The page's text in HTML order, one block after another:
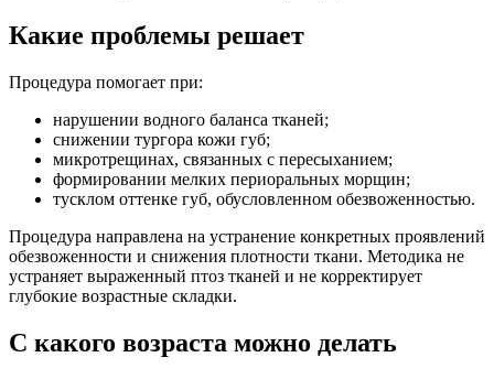
Какие проблемы решает
Процедура помогает при:
нарушении водного баланса тканей;
снижении тургора кожи губ;
микротрещинах, связанных с пересыханием;
формировании мелких периоральных морщин;
тусклом оттенке губ, обусловленном обезвоженностью.
Процедура направлена на устранение конкретных проявлений
обезвоженности и снижения плотности ткани. Методика не
устраняет выраженный птоз тканей и не корректирует
глубокие возрастные складки.
С какого возраста можно делать